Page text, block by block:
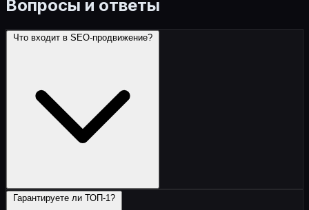
Вопросы и ответы
Что входит в SEO-продвижение?
Технический аудит, сбор семантики, оптимизация
Гарантируете ли ТОП-1?